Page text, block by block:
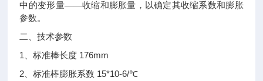
中的变形量——收缩和膨胀量，以确定其收缩系数和膨胀
参数。
二、技术参数
1 、标准棒长度 176mm
2 、标准棒膨胀系数 15*10-6/℃